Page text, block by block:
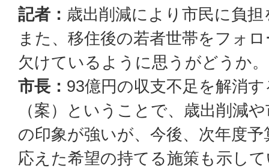
記者： 歳出削減により市民に負
また、移住後の若者世帯をフォ
欠けているように思うがどうか。
市長： 93億円の収支不足を解消
（案）ということで、歳出削減
の印象が強いが、今後、次年度
応えた希望の持てる施策も示し